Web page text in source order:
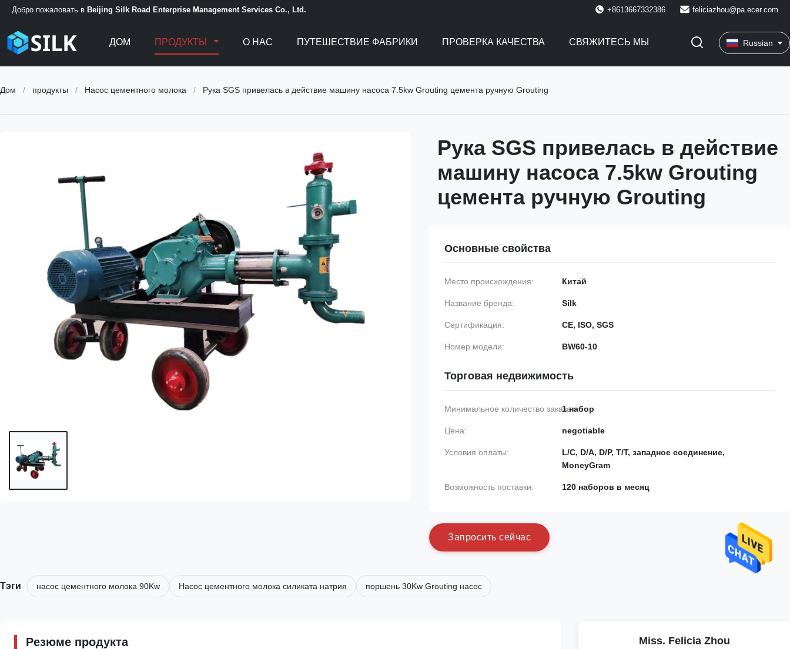
Добро пожаловать в Beijing Silk Road Enterprise Management Services Co., Ltd. +8613667332386 feliciazhou@pa.ecer.com
ДОМ ПРОДУКТЫ О НАС ПУТЕШЕСТВИЕ ФАБРИКИ ПРОВЕРКА КАЧЕСТВА СВЯЖИТЕСЬ МЫ Russian
Дом / продукты / Насос цементного молока / Рука SGS привелась в действие машину насоса 7.5kw Grouting цемента ручную Grouting
Рука SGS привелась в действие
машину насоса 7.5kw Grouting
цемента ручную Grouting
Основные свойства
Место происхождения: Китай
Название бренда: Silk
Сертификация: CE, ISO, SGS
Номер модели: BW60-10
Торговая недвижимость
Минимальное количество заказа:1 набор
Цена: negotiable
Условия оплаты:
L/C, D/A, D/P, T/T, западное соединение,
MoneyGram
Возможность поставки: 120 наборов в месяц
Запросить сейчас
Тэги насос цементного молока 90Kw Насос цементного молока силиката натрия поршень 30Kw Grouting насос
Резюме продукта Miss. Felicia Zhou